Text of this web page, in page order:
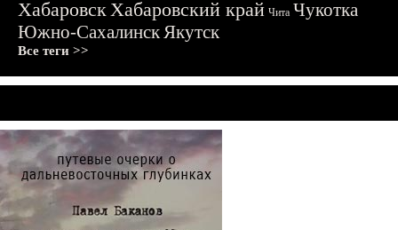
ХабаровскХабаровский край Чита Чукотка
Южно-СахалинскЯкутск
Все теги >>